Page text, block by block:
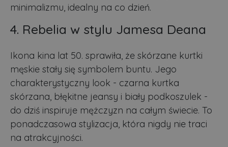
minimalizmu, idealny na co dzień.
4. Rebelia w stylu Jamesa Deana
Ikona kina lat 50. sprawiła, że skórzane kurtki
męskie stały się symbolem buntu. Jego
charakterystyczny look - czarna kurtka
skórzana, błękitne jeansy i biały podkoszulek -
do dziś inspiruje mężczyzn na całym świecie. To
ponadczasowa stylizacja, która nigdy nie traci
na atrakcyjności.